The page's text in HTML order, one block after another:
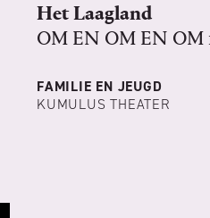
Het Laagland
OM EN OM EN OM
FAMILIE EN JEUGD
KUMULUS THEATER